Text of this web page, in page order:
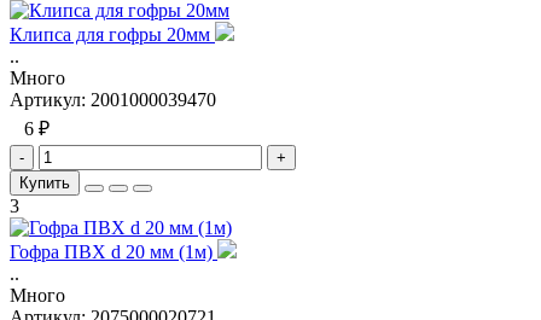
Клипса для гофры 20мм
..
Много
Артикул: 2001000039470
6 ₽
-
+
Купить
3
Гофра ПВХ d 20 мм (1м)
..
Много